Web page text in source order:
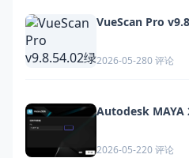
VueScan Pro
2026-05-280 评论
Autodesk MAYA
2026-05-220 评论